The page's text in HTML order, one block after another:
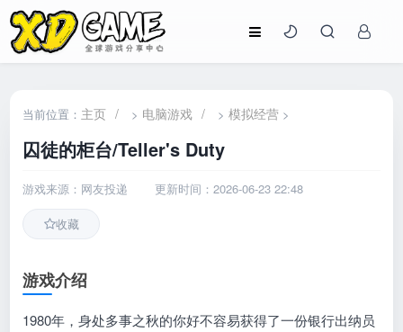
当前位置： 主页 / > 电脑游戏 / >模拟经营 >
囚徒的柜台/Teller's Duty
游戏来源：网友投递 更新时间：2026-06-23 22:48
收藏
游戏介绍
1980年，身处多事之秋的你好不容易获得了一份银行出纳员